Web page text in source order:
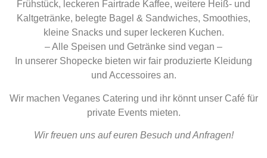
Frühstück, leckeren Fairtrade Kaffee, weitere Heiß- und
Kaltgetränke, belegte Bagel & Sandwiches, Smoothies,
kleine Snacks und super leckeren Kuchen.
– Alle Speisen und Getränke sind vegan –
In unserer Shopecke bieten wir fair produzierte Kleidung
und Accessoires an.
Wir machen Veganes Catering und ihr könnt unser Café für
private Events mieten.
Wir freuen uns auf euren Besuch und Anfragen!